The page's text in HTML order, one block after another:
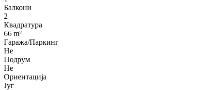
Балкони
2
Квадратура
66 m²
Гаража/Паркинг
Не
Подрум
Не
Ориентација
Југ